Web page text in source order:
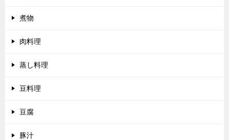
煮物
肉料理
蒸し料理
豆料理
豆腐
豚汁